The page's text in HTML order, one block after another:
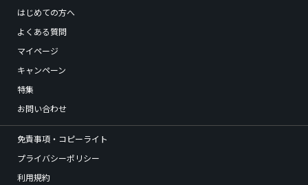
はじめての方へ
よくある質問
マイページ
キャンペーン
特集
お問い合わせ
免責事項・コピーライト
プライバシーポリシー
利用規約